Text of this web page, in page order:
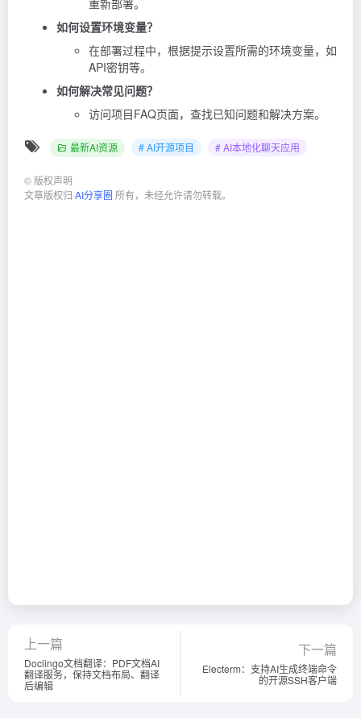
如何设置环境变量？
在部署过程中，根据提示设置所需的环境变量，如
API密钥等。
如何解决常见问题？
访问项目FAQ页面，查找已知问题和解决方案。
最新AI资源 # AI开源项目 # AI本地化聊天应用
© 版权声明
文章版权归 AI分享圈 所有，未经允许请勿转载。
上一篇
Doclingo文档翻译：PDF文档AI
翻译服务，保持文档布局、翻译
后编辑
下一篇
Electerm：支持AI生成终端命令
的开源SSH客户端